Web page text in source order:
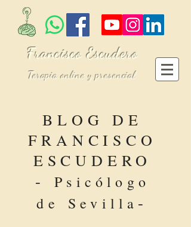
Francisco Escudero
Terapia online y presencial
BLOG DE
FRANCISCO
ESCUDERO
-Psicólogo
de Sevilla -